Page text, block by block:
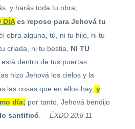
y harás toda tu obra;
DÍAes reposo para Jehová tu
obra alguna, tú, ni tu hijo, ni tu
criada, ni tu bestia, NI TU
dentro de tus puertas.
hizo Jehová los cielos y la
las cosas que en ellos hay, y
día; por tanto, Jehová bendijo
santificó —ÉXDO 20:8-11